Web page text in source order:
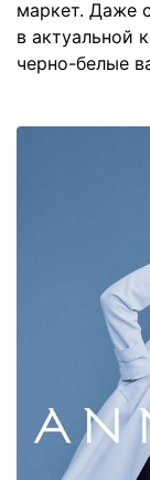
маркет. Даже
в актуальной
черно-белые